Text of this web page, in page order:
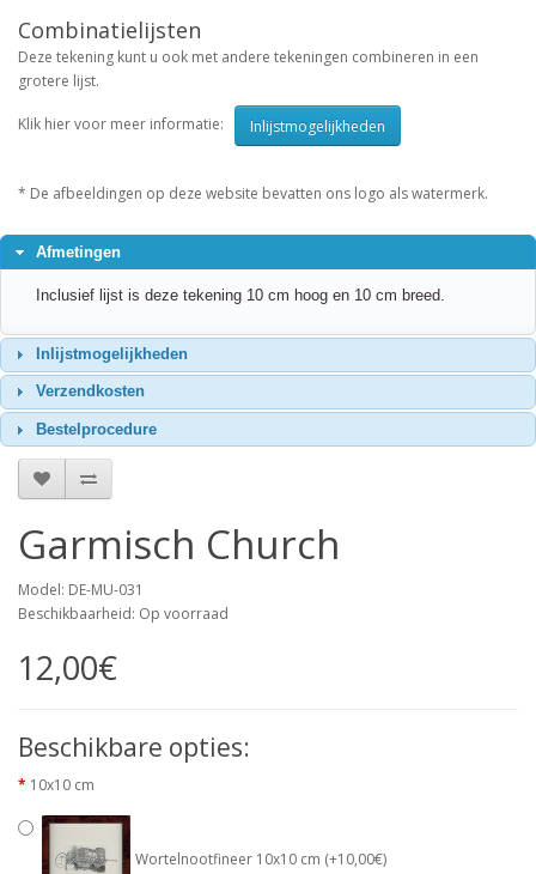
Combinatielijsten
Deze tekening kunt u ook met andere tekeningen combineren in een
grotere lijst.
Klik hier voor meer informatie: Inlijstmogelijkheden
* De afbeeldingen op deze website bevatten ons logo als watermerk.
Afmetingen
Inclusief lijst is deze tekening 10 cm hoog en 10 cm breed.
Inlijstmogelijkheden
Verzendkosten
Bestelprocedure
Garmisch Church
Model: DE-MU-031
Beschikbaarheid: Op voorraad
12,00€
Beschikbare opties:
10x10 cm
Wortelnootfineer 10x10 cm (+10,00€)